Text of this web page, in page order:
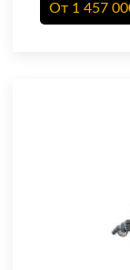
От 1 457